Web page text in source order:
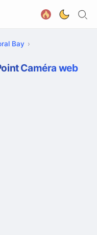
Bay
Caméra web